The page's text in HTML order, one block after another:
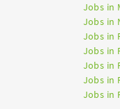
Jobs in
Jobs in
Jobs in
Jobs in
Jobs in
Jobs in
Jobs in